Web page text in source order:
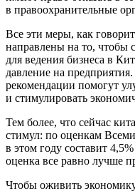
в правоохранительные
Все эти меры, как
направлены на то, чтобы
для ведения бизнеса в
давление на
рекомендации помогут
и стимулировать
Тем более, что сейчас
стимул: по оценкам
в этом году составит
оценка все равно лучше
Чтобы оживить